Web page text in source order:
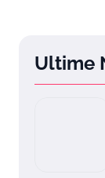
Ultime